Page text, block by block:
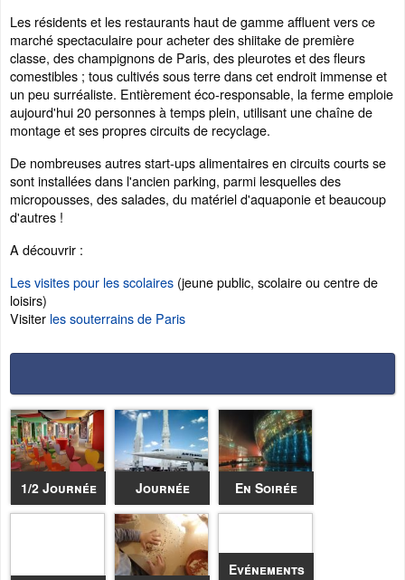
Les résidents et les restaurants haut de gamme affluent vers ce
marché spectaculaire pour acheter des shiitake de première
classe, des champignons de Paris, des pleurotes et des fleurs
comestibles ; tous cultivés sous terre dans cet endroit immense et
un peu surréaliste. Entièrement éco-responsable, la ferme emploie
aujourd'hui 20 personnes à temps plein, utilisant une chaîne de
montage et ses propres circuits de recyclage.
De nombreuses autres start-ups alimentaires en circuits courts se
sont installées dans l'ancien parking, parmi lesquelles des
micropousses, des salades, du matériel d'aquaponie et beaucoup
d'autres !
A découvrir :
Les visites pour les scolaires (jeune public, scolaire ou centre de
loisirs)
Visiter les souterrains de Paris
1/2 Journée Journée En Soirée
Evénements